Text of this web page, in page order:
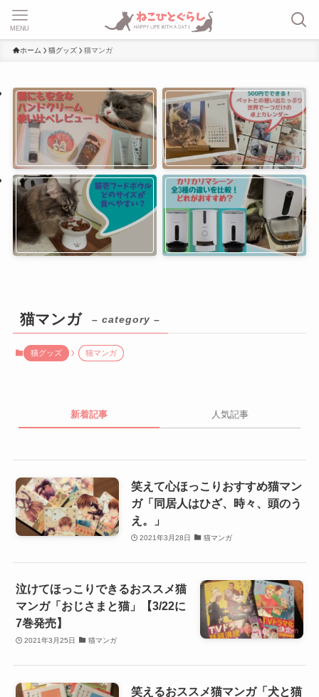
MENU
ホーム 猫グッズ 猫マンガ
猫マンガ – category –
猫グッズ 猫マンガ
新着記事 人気記事
笑えて心ほっこりおすすめ猫マン
ガ「同居人はひざ、時々、頭のう
え。」
2021年3月28日 猫マンガ
泣けてほっこりできるおススメ猫
マンガ「おじさまと猫」【3/22に
7巻発売】
2021年3月25日 猫マンガ
笑えるおススメ猫マンガ「犬と猫